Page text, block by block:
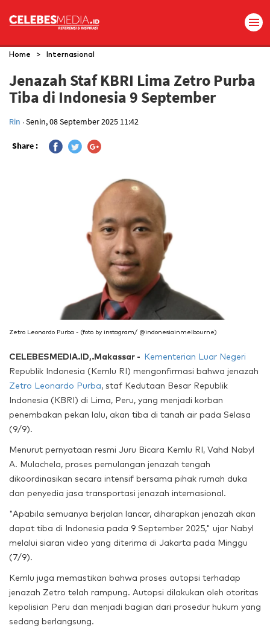
Home > Internasional
Jenazah Staf KBRI Lima Zetro Purba
Tiba di Indonesia 9 September
Rin .Senin, 08 September 2025 11:42
Share :
Zetro Leonardo Purba - (foto by instagram/ @indonesiainmelbourne)
CELEBESMEDIA.ID,.Makassar - Kementerian Luar Negeri
Republik Indonesia (Kemlu RI) mengonfirmasi bahwa jenazah
Zetro Leonardo Purba, staf Kedutaan Besar Republik
Indonesia (KBRI) di Lima, Peru, yang menjadi korban
penembakan pekan lalu, akan tiba di tanah air pada Selasa
(9/9).
Menurut pernyataan resmi Juru Bicara Kemlu RI, Vahd Nabyl
A. Mulachela, proses pemulangan jenazah tengah
dikoordinasikan secara intensif bersama pihak rumah duka
dan penyedia jasa transportasi jenazah internasional.
"Apabila semuanya berjalan lancar, diharapkan jenazah akan
dapat tiba di Indonesia pada 9 September 2025," ujar Nabyl
melalui siaran video yang diterima di Jakarta pada Minggu
(7/9).
Kemlu juga memastikan bahwa proses autopsi terhadap
jenazah Zetro telah rampung. Autopsi dilakukan oleh otoritas
kepolisian Peru dan menjadi bagian dari prosedur hukum yang
sedang berlangsung.